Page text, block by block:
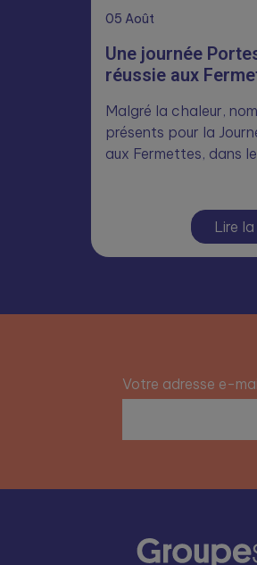
05 Août
Une journée
réussie aux
Malgré la chaleur,
présents pour la
aux Fermettes, dans
Lire
Votre adresse e-